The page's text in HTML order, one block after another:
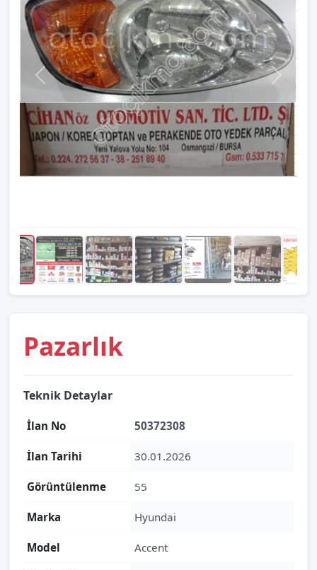
Pazarlık
Teknik Detaylar
İlan No 50372308
İlan Tarihi 30.01.2026
Görüntülenme 55
Marka Hyundai
Model Accent